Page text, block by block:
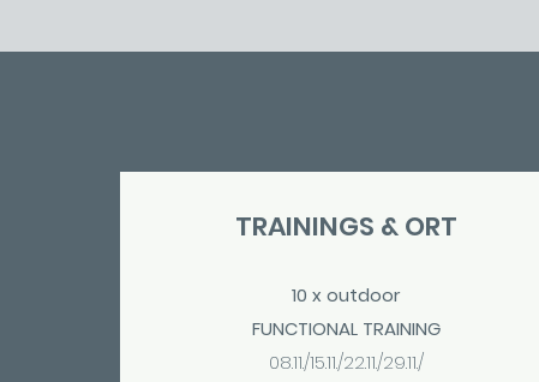
TRAININGS & ORT
10 x outdoor
FUNCTIONAL TRAINING
08.11./15.11./22.11./29.11./